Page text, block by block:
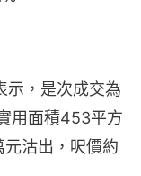
示，是次成交為
用面積453平方
沽出，呎價約